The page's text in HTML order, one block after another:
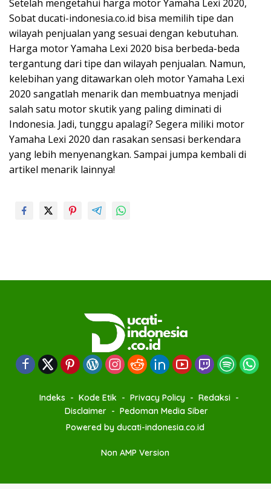
Setelah mengetahui harga motor Yamaha Lexi 2020,
Sobat ducati-indonesia.co.id bisa memilih tipe dan
wilayah penjualan yang sesuai dengan kebutuhan.
Harga motor Yamaha Lexi 2020 bisa berbeda-beda
tergantung dari tipe dan wilayah penjualan. Namun,
kelebihan yang ditawarkan oleh motor Yamaha Lexi
2020 sangatlah menarik dan membuatnya menjadi
salah satu motor skutik yang paling diminati di
Indonesia. Jadi, tunggu apalagi? Segera miliki motor
Yamaha Lexi 2020 dan rasakan sensasi berkendara
yang lebih menyenangkan. Sampai jumpa kembali di
artikel menarik lainnya!
Indeks Kode Etik Privacy Policy
Redaksi
Disclaimer
Pedoman Media Siber
Powered by ducati-indonesia.co.id
Non AMP Version